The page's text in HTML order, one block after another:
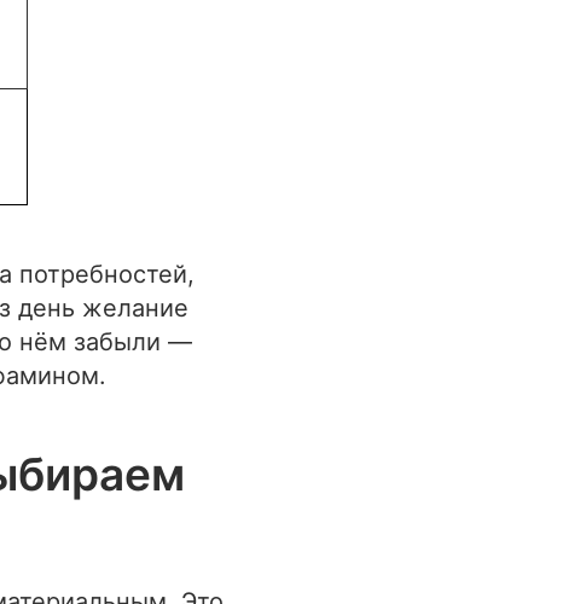
потребностей,
день желание
нём забыли —